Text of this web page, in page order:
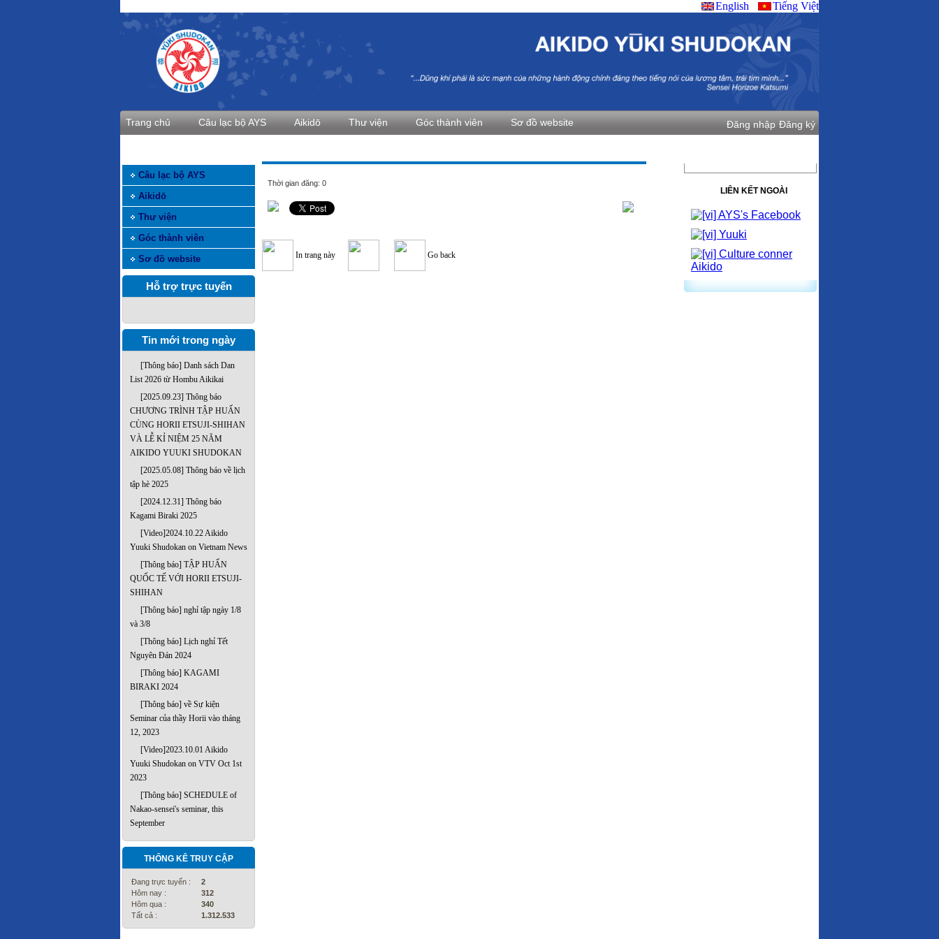
Tiếng Việt
English
Trang chủ Câu lạc bộ AYS Aikidō Thư viện Góc thành viên Sơ đồ website Đăng nhập Đăng ký
Câu lạc bộ AYS
Aikidō
Thư viện
Góc thành viên
Sơ đồ website
Hỗ trợ trực tuyến
Tin mới trong ngày
[Thông báo] Danh sách Dan
List 2026 từ Hombu Aikikai
[2025.09.23] Thông báo
CHƯƠNG TRÌNH TẬP HUẤN
CÙNG HORII ETSUJI-SHIHAN
VÀ LỄ KỈ NIỆM 25 NĂM
AIKIDO YUUKI SHUDOKAN
[2025.05.08] Thông báo về lịch
tập hè 2025
[2024.12.31] Thông báo
Kagami Biraki 2025
[Video]2024.10.22 Aikido
Yuuki Shudokan on Vietnam News
[Thông báo] TẬP HUẤN
QUỐC TẾ VỚI HORII ETSUJI-
SHIHAN
[Thông báo] nghỉ tập ngày 1/8
và 3/8
[Thông báo] Lịch nghỉ Tết
Nguyên Đán 2024
[Thông báo] KAGAMI
BIRAKI 2024
[Thông báo] về Sự kiện
Seminar của thầy Horii vào tháng
12, 2023
[Video]2023.10.01 Aikido
Yuuki Shudokan on VTV Oct 1st
2023
[Thông báo] SCHEDULE of
Nakao-sensei's seminar, this
September
THỐNG KÊ TRUY CẬP
Đang trực tuyến :
2
Hôm nay :
312
Hôm qua :
340
Tất cả :
1.312.533
Thời gian đăng: 0
In trang này Go back
LIÊN KẾT NGOÀI